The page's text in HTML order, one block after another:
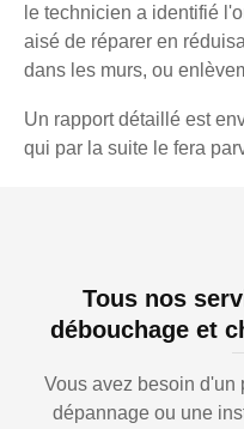
le technicien a identifié
aisé de réparer en
dans les murs, ou
Un rapport détaillé est
qui par la suite le fera
Tous nos
débouchage et
Vous avez besoin d'un
dépannage ou une